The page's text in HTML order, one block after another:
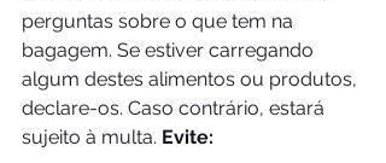
perguntas sobre o que tem na
bagagem. Se estiver carregando
algum destes alimentos ou produtos,
declare-os. Caso contrário, estará
sujeito à multa. Evite: